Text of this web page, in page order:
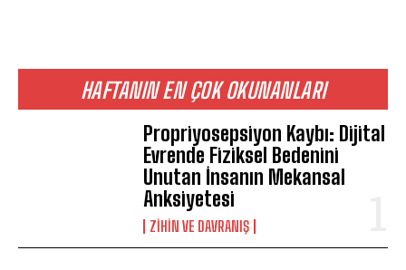
HAFTANIN EN ÇOK OKUNANLARI
Propriyosepsiyon Kaybı: Dijital
Evrende Fiziksel Bedenini
Unutan İnsanın Mekansal
Anksiyetesi
⁠ZIHIN VE DAVRANIŞ